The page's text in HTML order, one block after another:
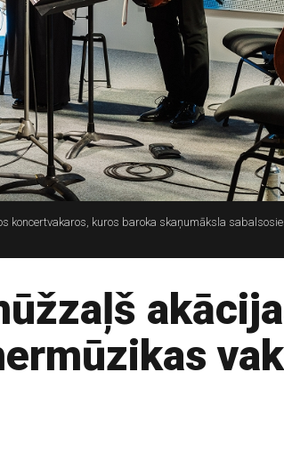
kuros baroka skaņumāksla